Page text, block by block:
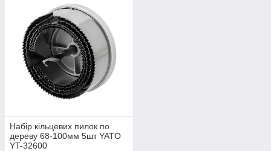
Набір кільцевих пилок по
дереву 68-100мм 5шт YATO
YT-32600